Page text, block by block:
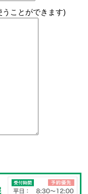
ことができます)